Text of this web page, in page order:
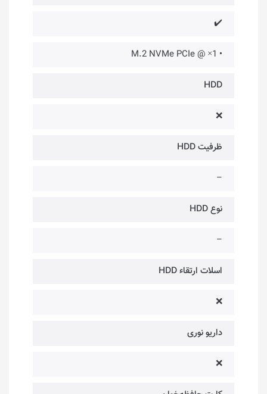
✔️
• 1× @ M.2 NVMe PCIe
HDD
❌
ظرفیت HDD
–
نوع HDD
–
اسلات ارتقاء HDD
❌
داریو نوری
❌